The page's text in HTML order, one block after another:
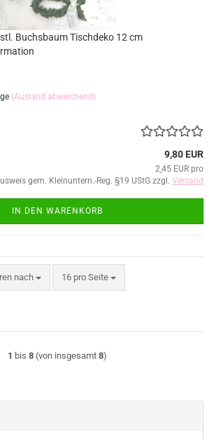
Buchsbaum Tischdeko 12 cm
(Ausland abweichend)
9,80 EUR
2,45 EUR pro
gem. Kleinuntern.-Reg. §19 UStG zzgl. Versand
IN DEN WARENKORB
nach
nach 16 pro Seite
pro Seite
1 bis 8 (von insgesamt 8)